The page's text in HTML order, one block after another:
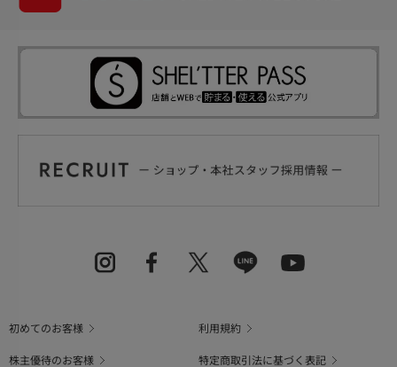
初めてのお客様
利用規約
株主優待のお客様
特定商取引法に基づく表記